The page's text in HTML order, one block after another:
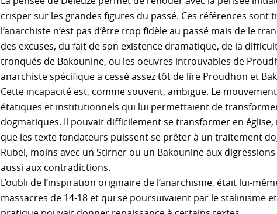
crisper sur les grandes figures du passé. Ces références
l’anarchiste n’est pas d’être trop fidèle au passé mais de le
des excuses, du fait de son existence dramatique, de la
tronqués de Bakounine, ou les oeuvres introuvables de
anarchiste spécifique a cessé assez tôt de lire Proudhon et
Cette incapacité est, comme souvent, ambiguë. Le
étatiques et institutionnels qui lui permettaient de
dogmatiques. Il pouvait difficilement se transformer en
que les texte fondateurs puissent se prêter à un traitement
Rubel, moins avec un Stirner ou un Bakounine aux
aussi aux contradictions.
L’oubli de l’inspiration originaire de l’anarchisme, était lui-
massacres de 14-18 et qui se poursuivaient par le stalinisme